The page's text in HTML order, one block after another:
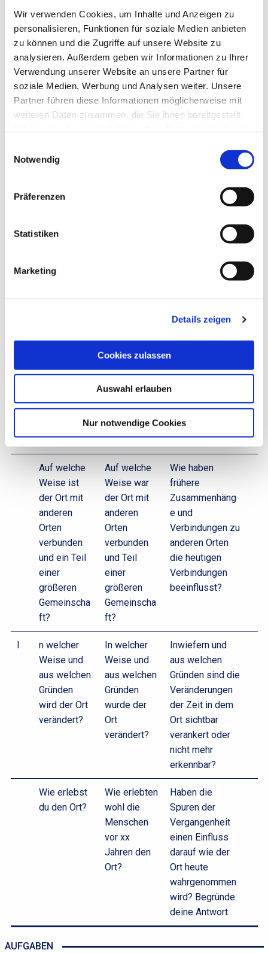
Wir verwenden Cookies, um Inhalte und Anzeigen zu
personalisieren, Funktionen für soziale Medien anbieten
zu können und die Zugriffe auf unsere Website zu
analysieren. Außerdem geben wir Informationen zu Ihrer
Verwendung unserer Website an unsere Partner für
soziale Medien, Werbung und Analysen weiter. Unsere
Partner führen diese Informationen möglicherweise mit
weiteren Daten zusammen, die Sie ihnen bereitgestellt
Notwendig
Präferenzen
Statistiken
Marketing
Details zeigen
Cookies zulassen
Auswahl erlauben
Nur notwendige Cookies
et sich
dieser Ort
von
anderen?
Oder gibt es
ähnliche
Orte?
sich der Ort
von
anderen?
Oder wie
ähnelte er
anderen
Funktion
Bedeutung
bedeutet
für die
und
im Laufe der
Was sagt es
Gesellschaft
und deren
Mentalität
aus?
Wie können die
der heutigen
Bedeutung des
Ortes erkannt
Auf welche
Weise ist
der Ort mit
anderen
Orten
verbunden
und ein Teil
einer
größeren
Gemeinscha
ft?
Auf welche
Weise war
der Ort mit
anderen
Orten
verbunden
und Teil
einer
größeren
Gemeinscha
ft?
Wie haben
frühere
Zusammenhäng
e und
Verbindungen zu
anderen Orten
die heutigen
Verbindungen
beeinflusst?
n welcher
Weise und
aus welchen
Gründen
wird der Ort
verändert?
In welcher
Weise und
aus welchen
Gründen
wurde der
Ort
verändert?
Inwiefern und
aus welchen
Gründen sind die
Veränderungen
der Zeit in dem
Ort sichtbar
verankert oder
nicht mehr
erkennbar?
Wie erlebst
du den Ort?
Wie erlebten
wohl die
Menschen
vor xx
Jahren den
Ort?
Haben die
Spuren der
Vergangenheit
einen Einfluss
darauf wie der
Ort heute
wahrgenommen
wird? Begründe
deine Antwort.
AUFGABEN